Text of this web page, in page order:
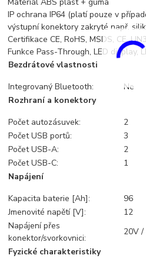
IP ochrana IP64 (platí pouze v
výstupní konektory zakryté např.
Certifikace CE, RoHS, MSDS, CE,
Funkce Pass-Through, LED display,
Bezdrátové vlastnosti
Integrovaný Bluetooth:
Ne
Rozhraní a konektory
Počet autozásuvek:
2
Počet USB portů:
3
Počet USB-A:
2
Počet USB-C:
1
Napájení
Kapacita baterie [Ah]:
96
Jmenovité napětí [V]:
12
Napájení přes
konektor/svorkovnici:
20V /
Fyzické charakteristiky